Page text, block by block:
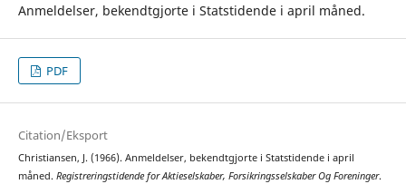
Anmeldelser, bekendtgjorte i Statstidende i april måned.
PDF
Citation/Eksport
Christiansen, J. (1966). Anmeldelser, bekendtgjorte i Statstidende i april
måned. Registreringstidende for Aktieselskaber, Forsikringsselskaber Og Foreninger.